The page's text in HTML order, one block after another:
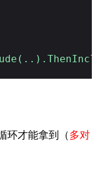
环才能拿到（多对